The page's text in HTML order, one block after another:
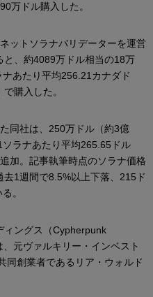
万ドル購入した。
ットソラナバリデーターを運営
と、約4089万ドル相当の18万
あたり平均256.21カナダド
購入した。
同社は、250万ドル（約3億
ラナあたり平均265.65ドル
加。記事執筆時点のソラナ価格
1週間で8.5%以上下落、215ド
。
ィングス（Cypherpunk
元ヴァルキリー・インベスト
同創業者であるリア・ウォルド